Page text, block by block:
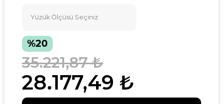
%20
28.177,49 ₺
35.221,87 ₺